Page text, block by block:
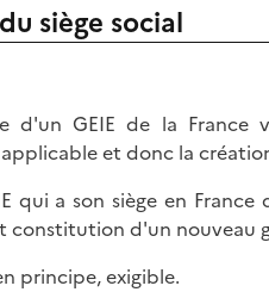
siège social
d'un GEIE de la France
et donc la
qui a son siège en
constitution d'un nouveau
principe, exigible.